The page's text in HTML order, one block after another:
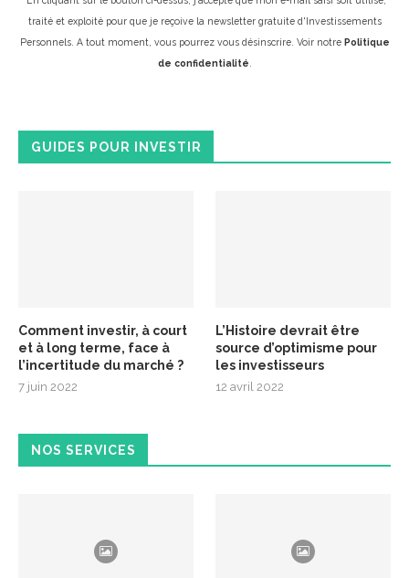
traité et exploité pour que je reçoive la newsletter gratuite d'Investissements
Personnels. A tout moment, vous pourrez vous désinscrire. Voir notre Politique
de confidentialité
GUIDES POUR INVESTIR
Comment investir, à court
et à long terme, face à
l’incertitude du marché ?
7 juin 2022
L’Histoire devrait être
source d’optimisme pour
les investisseurs
12 avril 2022
NOS SERVICES